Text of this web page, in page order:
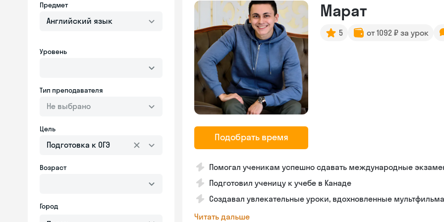
Предмет
Английский язык
Уровень
Тип преподавателя
Не выбрано
Цель
Подготовка к ОГЭ
Возраст
Город
Подобрать время
Марат
5 от 1092 ₽ за урок
Помогал ученикам успешно сдавать международные
Подготовил ученицу к учебе в Канаде
Создавал увлекательные уроки, вдохновленные
Читать дальше